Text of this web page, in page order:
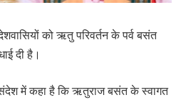
को ऋतु परिवर्तन के पर्व बसंत
दी है।
में कहा है कि ऋतुराज बसंत के स्वागत